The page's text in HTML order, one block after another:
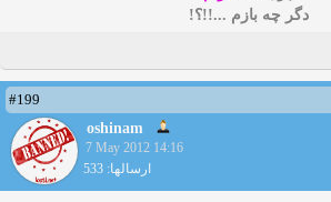
دگر چه بازم ...!!؟!
#199
oshinam
7 May 2012 14:16
ارسالها: 533